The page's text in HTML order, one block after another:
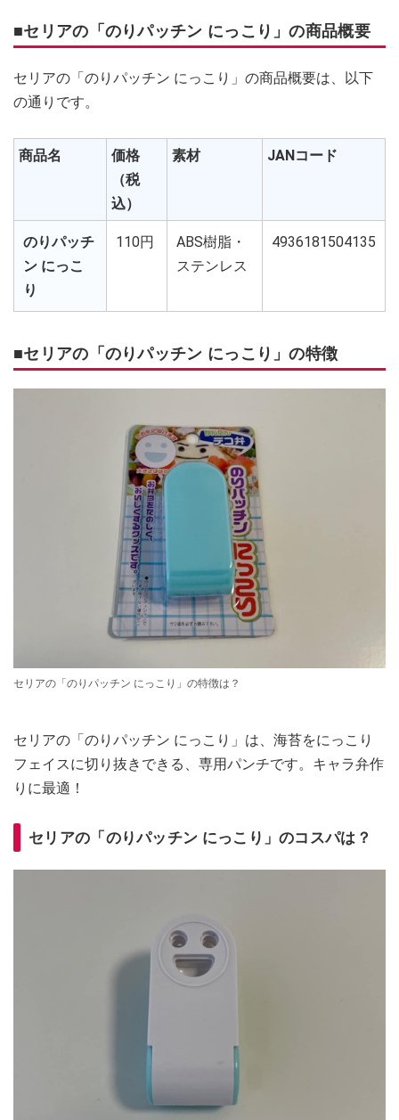
■セリアの「のりパッチン にっこり」の商品概要
セリアの「のりパッチン にっこり」の商品概要は、以下
の通りです。
商品名
価格
（税
込）
素材 JANコード
のりパッチ
ン にっこ
り
110円
ABS樹脂・
ステンレス
4936181504135
■セリアの「のりパッチン にっこり」の特徴
セリアの「のりパッチン にっこり」の特徴は？
セリアの「のりパッチン にっこり」は、海苔をにっこり
フェイスに切り抜きできる、専用パンチです。キャラ弁作
りに最適！
セリアの「のりパッチン にっこり」のコスパは？